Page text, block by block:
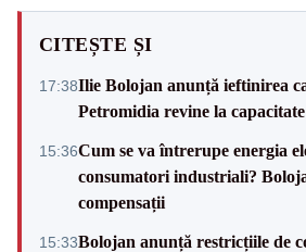
CITEȘTE ȘI
17:38Ilie Bolojan anunță ieftinirea
Petromidia revine la
15:36Cum se va întrerupe energia
consumatori industriali?
compensații
15:33Bolojan anunță restricțiile de